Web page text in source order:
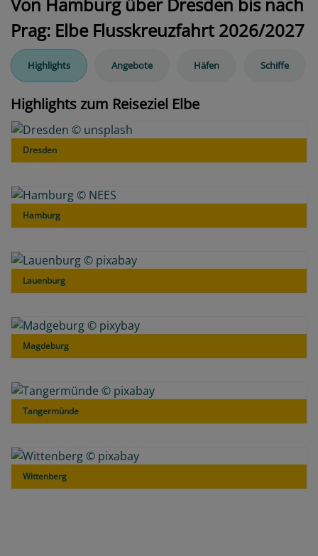
Prag: Elbe Flusskreuzfahrt 2026/2027
Highlights Angebote Häfen Schiffe
Highlights zum Reiseziel Elbe
Dresden
Hamburg
Lauenburg
Magdeburg
Tangermünde
Wittenberg